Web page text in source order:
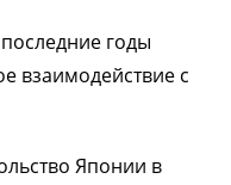
годы
взаимодействие с
Японии в